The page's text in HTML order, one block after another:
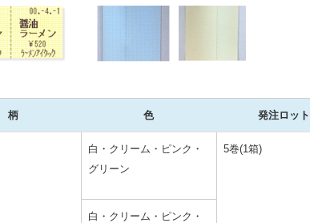
柄 色 発注ロット
白・クリーム・ピンク・
グリーン
5巻(1箱)
白・クリーム・ピンク・